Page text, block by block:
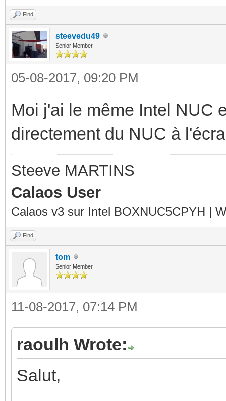
Find
steevedu49
Senior Member
05-08-2017, 09:20 PM
Moi j'ai le même Intel NUC
directement du NUC à
Steeve MARTINS
Calaos User
Calaos v3 sur Intel BOXNUC5CPYH |
Find
tom
Senior Member
11-08-2017, 07:14 PM
raoulh Wrote:
Salut,